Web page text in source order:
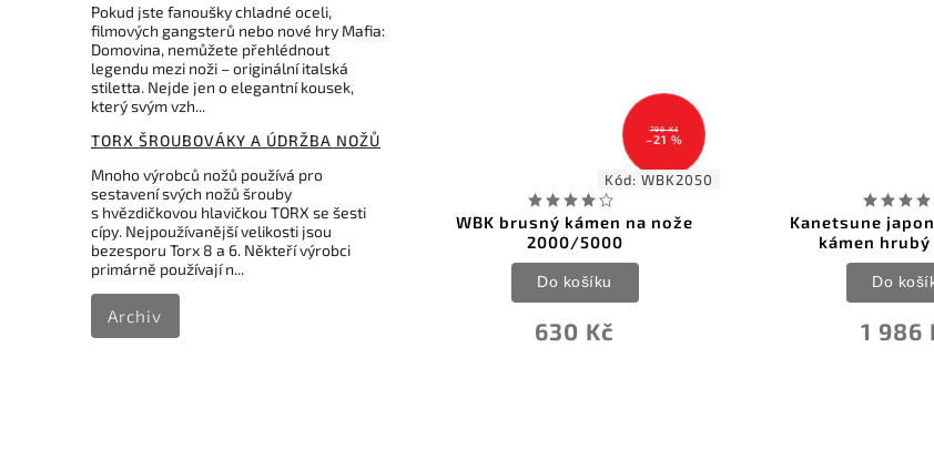
Pokud jste fanoušky chladné oceli,
filmových gangsterů nebo nové hry Mafia:
Domovina, nemůžete přehlédnout
legendu mezi noži – originální italská
stiletta. Nejde jen o elegantní kousek,
který svým vzh...
TORX ŠROUBOVÁKY A ÚDRŽBA NOŽŮ
Mnoho výrobců nožů používá pro
sestavení svých nožů šrouby
s hvězdičkovou hlavičkou TORX se šesti
cípy. Nejpoužívanější velikosti jsou
bezesporu Torx 8 a 6. Někteří výrobci
primárně používají n...
Archiv
Kód:SC302UF
Spyderco 302UF Benchstone
Ultra Fine 2 X 8 C302UF
Do košíku
799 Kč
–21 %
Kód: WBK2050
WBK brusný kámen na nože
2000/5000
630 Kč
Do košíku
Kanetsune
kámen
1 986
Do